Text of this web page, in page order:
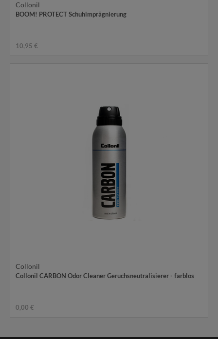
Collonil
BOOM! PROTECT Schuhimprägnierung
10,95 €
Collonil
Collonil CARBON Odor Cleaner Geruchsneutralisierer - farblos
0,00 €